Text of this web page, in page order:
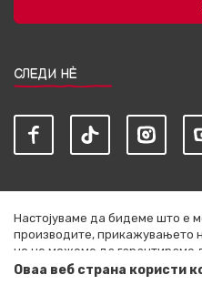
СЛЕДИ НЀ
Настојуваме да бидеме што е
производите, прикажувањето
но не можеме да гарантираме
комплетни и без грешки. Сите
Оваа веб страна користи